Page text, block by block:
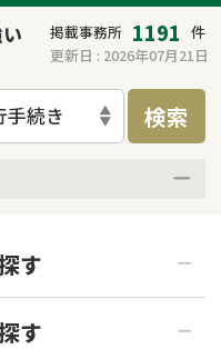
掲載事務所 1191 件
更新日 : 2026年07月21日
手続き 検索
土日祝の相談可能
す
す